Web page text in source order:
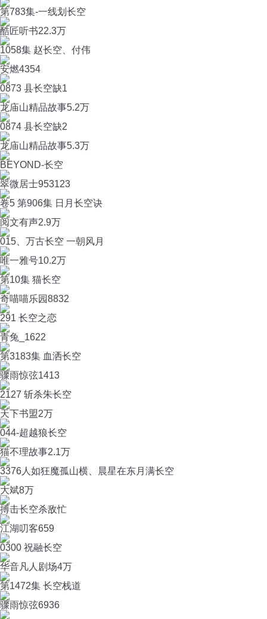
第783集-一线划长空
酷匠听书22.3万
1058集 赵长空、付伟
安燃4354
0873 县长空缺1
龙庙山精品故事5.2万
0874 县长空缺2
龙庙山精品故事5.3万
BEYOND-长空
翠微居士953123
卷5 第906集 日月长空诀
阅文有声2.9万
015、万古长空 一朝风月
唯一雅号10.2万
第10集 猫长空
奇喵喵乐园8832
291 长空之恋
青兔_ 1622
第3183集 血洒长空
骤雨惊弦1413
2127 斩杀朱长空
天下书盟2万
044-超越狼长空
猫不理故事2.1万
3376人如狂魔孤山横、晨星在东月满长空
大斌8万
搏击长空杀敌忙
江湖叨客659
0300 祝融长空
华音凡人剧场4万
第1472集 长空栈道
骤雨惊弦6936